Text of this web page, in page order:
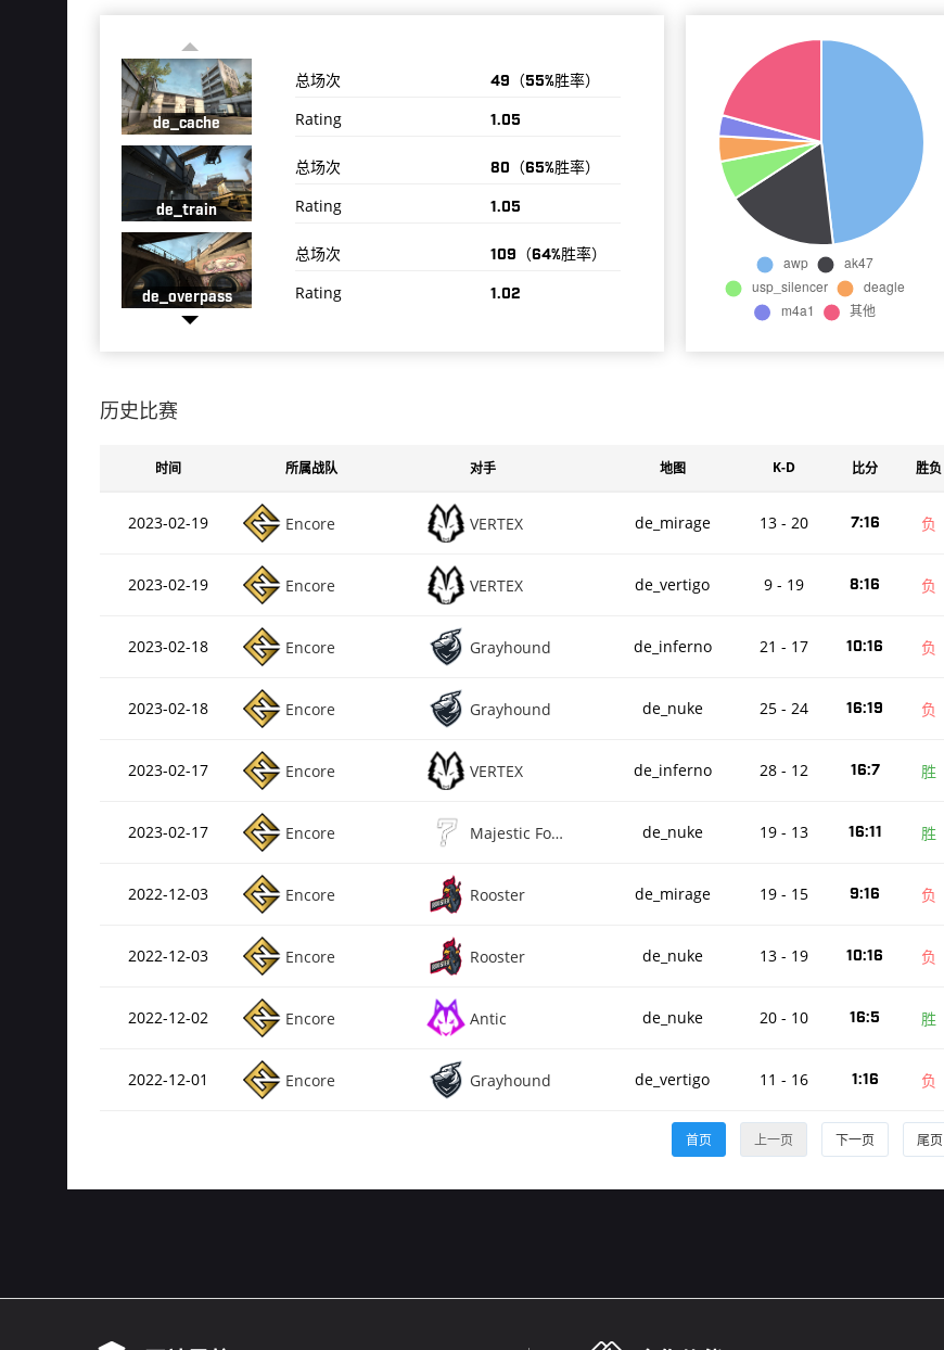
de_cache
总场次 49（55%胜率）
Rating 1.05
de_train
总场次 80（65%胜率）
Rating 1.05
de_overpass
总场次 109（64%胜率）
Rating 1.02
de_inferno Rating 0.98
23（52%胜率）
de_nuke Rating 0.95
总场次 47（62%胜率）
历史比赛
时间 所属战队 对手 地图 K-D 比分 胜负
2023-02-19 Encore VERTEX de_mirage 13 - 20 7:16 负
2023-02-19 Encore VERTEX de_vertigo 9 - 19 8:16 负
2023-02-18 Encore Grayhound de_inferno 21 - 17 10:16 负
2023-02-18 Encore Grayhound de_nuke 25 - 24 16:19 负
2023-02-17 Encore VERTEX de_inferno 28 - 12 16:7 胜
2023-02-17 Encore Majestic Foghorns de_nuke 19 - 13 16:11 胜
2022-12-03 Encore Rooster de_mirage 19 - 15 9:16 负
2022-12-03 Encore Rooster de_nuke 13 - 19 10:16 负
2022-12-02 Encore Antic de_nuke 20 - 10 16:5 胜
2022-12-01 Encore Grayhound de_vertigo 11 - 16 1:16 负
首页 上一页 下一页 尾页